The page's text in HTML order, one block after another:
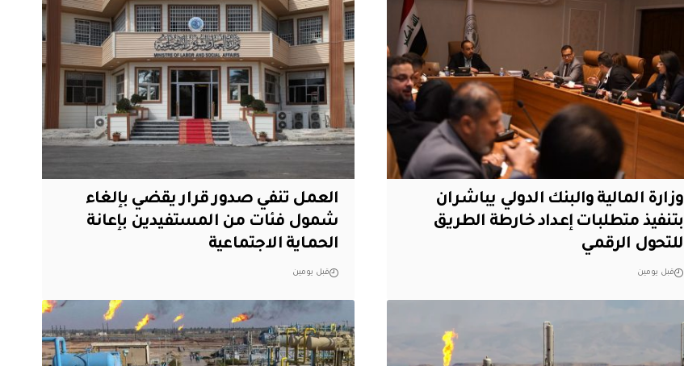
وزارة المالية والبنك الدولي يباشران
بتنفيذ متطلبات إعداد خارطة الطريق
للتحول الرقمي
قبل يومين
العمل تنفي صدور قرار يقضي بإلغاء
شمول فئات من المستفيدين بإعانة
الحماية الاجتماعية
قبل يومين